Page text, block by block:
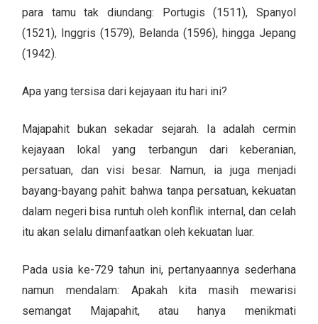
para tamu tak diundang: Portugis (1511), Spanyol
(1521), Inggris (1579), Belanda (1596), hingga Jepang
(1942).
Apa yang tersisa dari kejayaan itu hari ini?
Majapahit bukan sekadar sejarah. Ia adalah cermin
kejayaan lokal yang terbangun dari keberanian,
persatuan, dan visi besar. Namun, ia juga menjadi
bayang-bayang pahit: bahwa tanpa persatuan, kekuatan
dalam negeri bisa runtuh oleh konflik internal, dan celah
itu akan selalu dimanfaatkan oleh kekuatan luar.
Pada usia ke-729 tahun ini, pertanyaannya sederhana
namun mendalam: Apakah kita masih mewarisi
semangat Majapahit, atau hanya menikmati